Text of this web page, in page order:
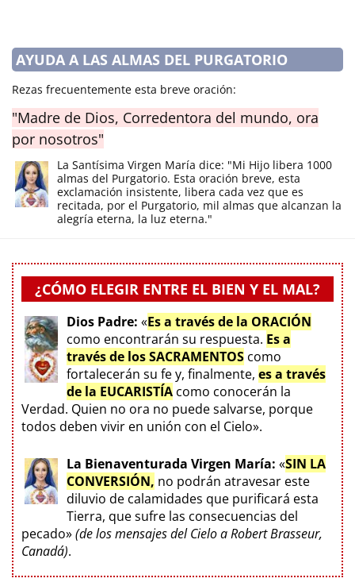
AYUDA A LAS ALMAS DEL PURGATORIO
Rezas frecuentemente esta breve oración:
"Madre de Dios, Corredentora del mundo, ora
por nosotros"
La Santísima Virgen María dice: "Mi Hijo libera 1000
almas del Purgatorio. Esta oración breve, esta
exclamación insistente, libera cada vez que es
recitada, por el Purgatorio, mil almas que alcanzan la
alegría eterna, la luz eterna."
¿CÓMO ELEGIR ENTRE EL BIEN Y EL MAL?
Dios Padre: «Es a través de la ORACIÓN
como encontrarán su respuesta. Es a
través de los SACRAMENTOS como
fortalecerán su fe y, finalmente, es a través
de la EUCARISTÍA como conocerán la
Verdad. Quien no ora no puede salvarse, porque
todos deben vivir en unión con el Cielo».
La Bienaventurada Virgen María: «SIN LA
CONVERSIÓN, no podrán atravesar este
diluvio de calamidades que purificará esta
Tierra, que sufre las consecuencias del
pecado»(de los mensajes del Cielo a Robert Brasseur,
Canadá).